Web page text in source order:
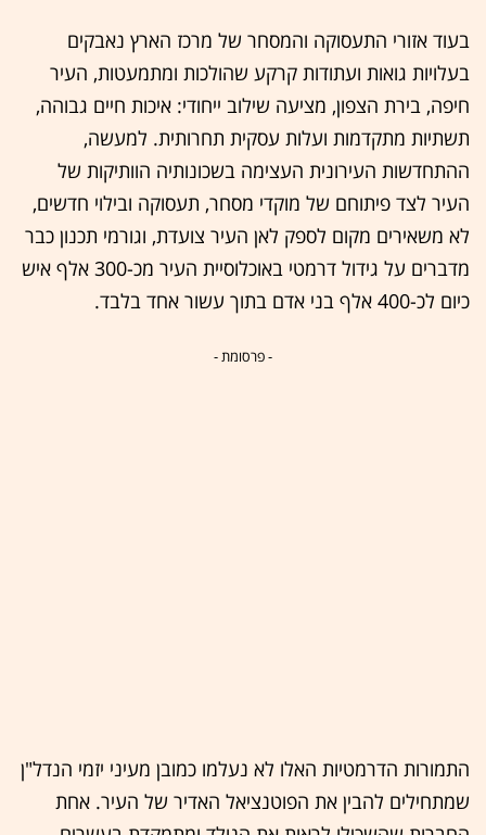
בעוד אזורי התעסוקה והמסחר של מרכז הארץ נאבקים
בעלויות גואות ועתודות קרקע שהולכות ומתמעטות, העיר
חיפה, בירת הצפון, מציעה שילוב ייחודי: איכות חיים גבוהה,
תשתיות מתקדמות ועלות עסקית תחרותית. למעשה,
ההתחדשות העירונית העצימה בשכונותיה הוותיקות של
העיר לצד פיתוחם של מוקדי מסחר, תעסוקה ובילוי חדשים,
לא משאירים מקום לספק לאן העיר צועדת, וגורמי תכנון כבר
מדברים על גידול דרמטי באוכלוסיית העיר מכ-300 אלף איש
כיום לכ-400 אלף בני אדם בתוך עשור אחד בלבד.
- פרסומת -
התמורות הדרמטיות האלו לא נעלמו כמובן מעיני יזמי הנדל"ן
שמתחילים להבין את הפוטנציאל האדיר של העיר. אחת